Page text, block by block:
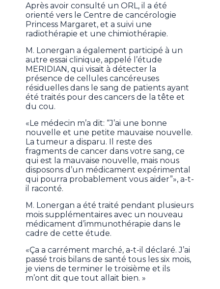
Après avoir consulté un ORL, il a été
orienté vers le Centre de cancérologie
Princess Margaret, et a suivi une
radiothérapie et une chimiothérapie.
M. Lonergan a également participé à un
autre essai clinique, appelé l’étude
MERIDIAN, qui visait à détecter la
présence de cellules cancéreuses
résiduelles dans le sang de patients ayant
été traités pour des cancers de la tête et
du cou.
«Le médecin m’a dit: “J’ai une bonne
nouvelle et une petite mauvaise nouvelle.
La tumeur a disparu. Il reste des
fragments de cancer dans votre sang, ce
qui est la mauvaise nouvelle, mais nous
disposons d’un médicament expérimental
qui pourra probablement vous aider”», a-t-
il raconté.
M. Lonergan a été traité pendant plusieurs
mois supplémentaires avec un nouveau
médicament d’immunothérapie dans le
cadre de cette étude.
«Ça a carrément marché, a-t-il déclaré. J’ai
passé trois bilans de santé tous les six mois,
je viens de terminer le troisième et ils
m’ont dit que tout allait bien. »